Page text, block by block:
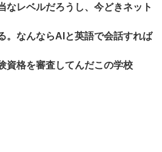
なレベルだろうし、今どきネット
。なんならAIと英語で会話すれば
資格を審査してんだこの学校